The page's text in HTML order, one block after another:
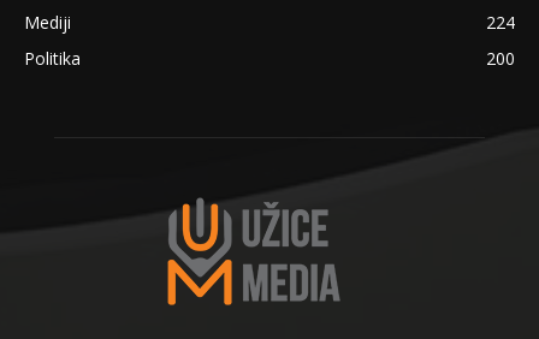
Mediji
224
Politika
200